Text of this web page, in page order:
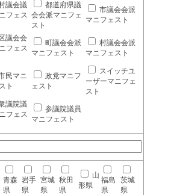
議会議
フェス
都道府県議
会会派マニフェ
スト
市議会会派
マニフェスト
区議会会
フェス
町議会会派
マニフェスト
村議会会派
マニフェスト
民マニ
ト
政党マニフ
ェスト
スイッチユ
ーザーマニフェ
スト
議院議
フェス
参議院議員
マニフェスト
青森
県
岩手
県
宮城
県
秋田
県
山
形県
福島
県
茨城
県